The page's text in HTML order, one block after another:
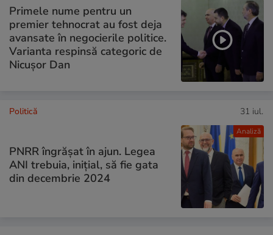
Primele nume pentru un
premier tehnocrat au fost deja
avansate în negocierile politice.
Varianta respinsă categoric de
Nicușor Dan
Analiză
Politică 31 iul.
PNRR îngrășat în ajun. Legea
ANI trebuia, inițial, să fie gata
din decembrie 2024